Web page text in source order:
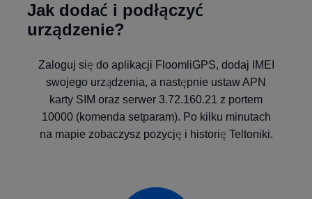
Jak dodać i podłączyć
urządzenie?
Zaloguj się do aplikacji FloomliGPS, dodaj IMEI
swojego urządzenia, a następnie ustaw APN
karty SIM oraz serwer 3.72.160.21 z portem
10000 (komenda setparam). Po kilku minutach
na mapie zobaczysz pozycję i historię Teltoniki.